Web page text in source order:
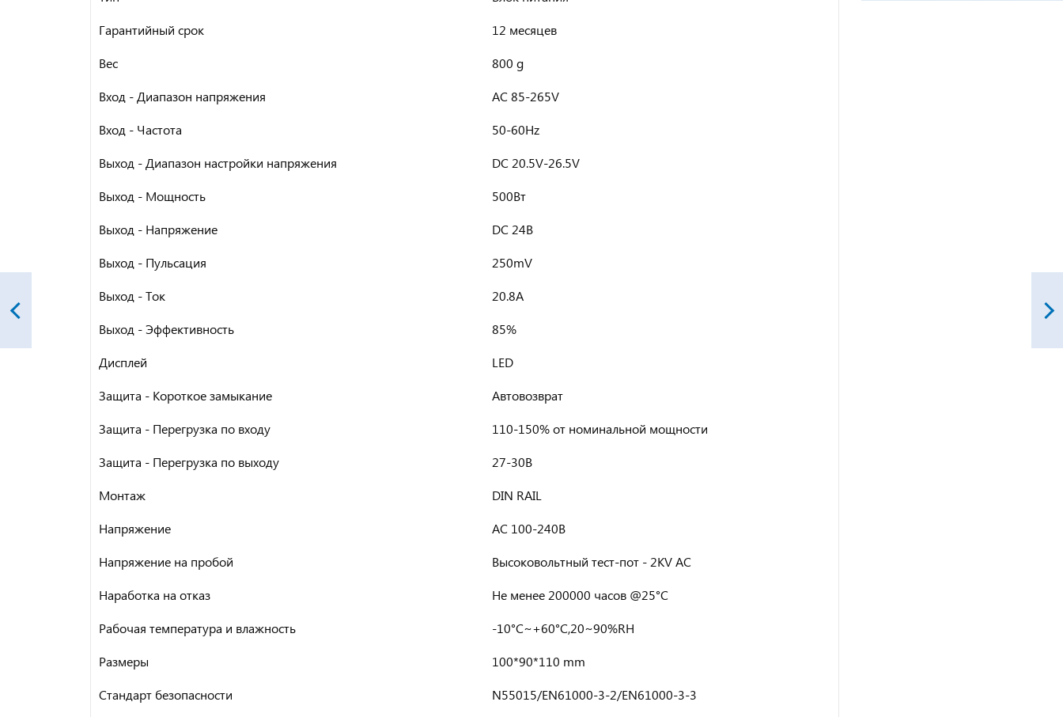
Гарантийный срок
12 месяцев
Вес
800 g
Вход - Диапазон напряжения
AC 85-265V
Вход - Частота
50-60Hz
Выход - Диапазон настройки напряжения
DC 20.5V-26.5V
Выход - Мощность
500Вт
Выход - Напряжение
DC 24В
Выход - Пульсация
250mV
Выход - Ток
20.8А
Выход - Эффективность
85%
Дисплей
LED
Защита - Короткое замыкание
Автовозврат
Защита - Перегрузка по входу
110-150% от номинальной мощности
Защита - Перегрузка по выходу
27-30В
Монтаж
DIN RAIL
Напряжение
AC 100-240В
Напряжение на пробой
Высоковольтный тест-пот - 2KV AC
Наработка на отказ
Не менее 200000 часов @25°C
Рабочая температура и влажность
-10°C~+60°C,20~90%RH
Размеры
100*90*110 mm
Стандарт безопасности
N55015/EN61000-3-2/EN61000-3-3